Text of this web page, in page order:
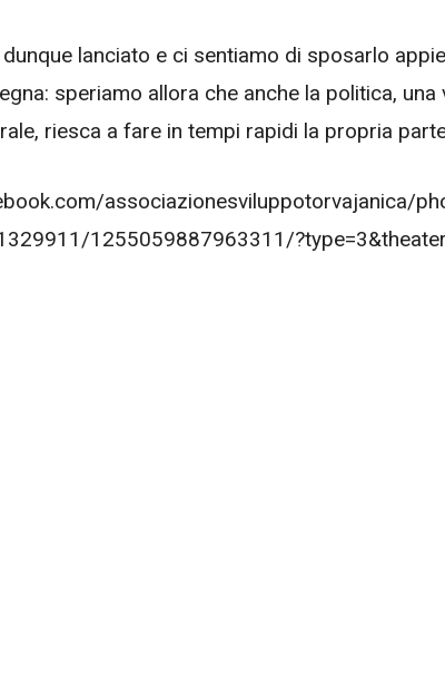
dunque lanciato e ci sentiamo di sposarlo
speriamo allora che anche la politica,
riesca a fare in tempi rapidi la propria
associazionesviluppotorvajanica/
1255059887963311/?type=3&theater